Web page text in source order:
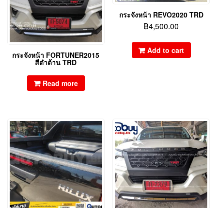
กระจังหน้า FORTUNER2015
สีดำด้าน TRD
Read more
กระจังหน้า REVO2020 TRD
฿4,500.00
Add to cart